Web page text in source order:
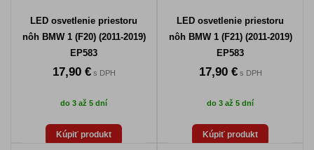
LED osvetlenie priestoru
nôh BMW 1 (F20) (2011-2019)
EP583
17,90 €s DPH
do 3 až 5 dní
Kúpiť produkt
LED osvetlenie priestoru
nôh BMW 1 (F21) (2011-2019)
EP583
17,90 €s DPH
do 3 až 5 dní
Kúpiť produkt